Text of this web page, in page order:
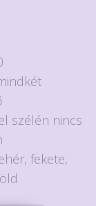
szélén nincs
fekete,